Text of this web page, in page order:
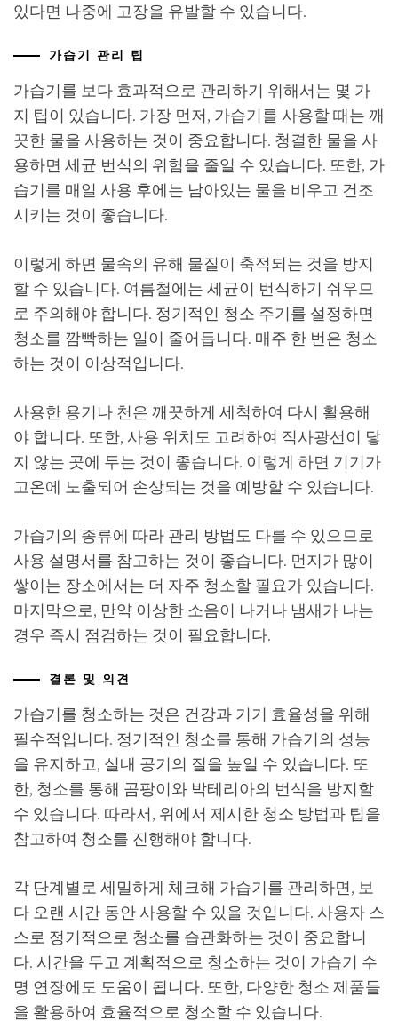
있다면 나중에 고장을 유발할 수 있습니다.
가습기 관리 팁
가습기를 보다 효과적으로 관리하기 위해서는 몇 가
지 팁이 있습니다. 가장 먼저, 가습기를 사용할 때는 깨
끗한 물을 사용하는 것이 중요합니다. 청결한 물을 사
용하면 세균 번식의 위험을 줄일 수 있습니다. 또한, 가
습기를 매일 사용 후에는 남아있는 물을 비우고 건조
시키는 것이 좋습니다.
이렇게 하면 물속의 유해 물질이 축적되는 것을 방지
할 수 있습니다. 여름철에는 세균이 번식하기 쉬우므
로 주의해야 합니다. 정기적인 청소 주기를 설정하면
청소를 깜빡하는 일이 줄어듭니다. 매주 한 번은 청소
하는 것이 이상적입니다.
사용한 용기나 천은 깨끗하게 세척하여 다시 활용해
야 합니다. 또한, 사용 위치도 고려하여 직사광선이 닿
지 않는 곳에 두는 것이 좋습니다. 이렇게 하면 기기가
고온에 노출되어 손상되는 것을 예방할 수 있습니다.
가습기의 종류에 따라 관리 방법도 다를 수 있으므로
사용 설명서를 참고하는 것이 좋습니다. 먼지가 많이
쌓이는 장소에서는 더 자주 청소할 필요가 있습니다.
마지막으로, 만약 이상한 소음이 나거나 냄새가 나는
경우 즉시 점검하는 것이 필요합니다.
결론 및 의견
가습기를 청소하는 것은 건강과 기기 효율성을 위해
필수적입니다. 정기적인 청소를 통해 가습기의 성능
을 유지하고, 실내 공기의 질을 높일 수 있습니다. 또
한, 청소를 통해 곰팡이와 박테리아의 번식을 방지할
수 있습니다. 따라서, 위에서 제시한 청소 방법과 팁을
참고하여 청소를 진행해야 합니다.
각 단계별로 세밀하게 체크해 가습기를 관리하면, 보
다 오랜 시간 동안 사용할 수 있을 것입니다. 사용자 스
스로 정기적으로 청소를 습관화하는 것이 중요합니
다. 시간을 두고 계획적으로 청소하는 것이 가습기 수
명 연장에도 도움이 됩니다. 또한, 다양한 청소 제품들
을 활용하여 효율적으로 청소할 수 있습니다.